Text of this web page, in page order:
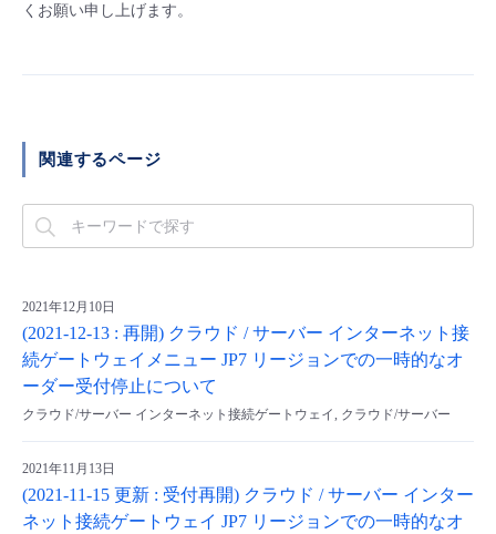
くお願い申し上げます。
関連するページ
2021年12月10日
(2021-12-13 : 再開) クラウド / サーバー インターネット接
続ゲートウェイメニュー JP7 リージョンでの一時的なオ
ーダー受付停止について
クラウド/サーバー インターネット接続ゲートウェイ, クラウド/サーバー
2021年11月13日
(2021-11-15 更新 : 受付再開) クラウド / サーバー インター
ネット接続ゲートウェイ JP7 リージョンでの一時的なオ